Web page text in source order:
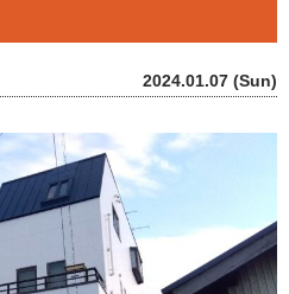
2024.01.07 (Sun)